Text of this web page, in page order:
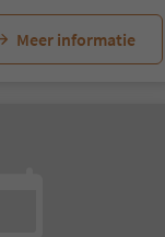
Meer informatie